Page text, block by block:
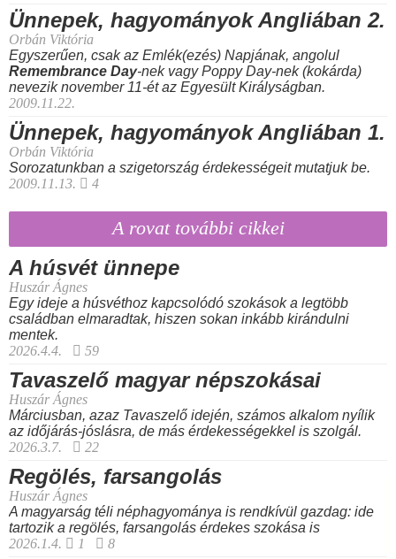
Ünnepek, hagyományok Angliában 2.
Orbán Viktória
Egyszerűen, csak az Emlék(ezés) Napjának, angolul
Remembrance Day-nek vagy Poppy Day-nek (kokárda)
nevezik november 11-ét az Egyesült Királyságban.
2009.11.22.
Ünnepek, hagyományok Angliában 1.
Orbán Viktória
Sorozatunkban a szigetország érdekességeit mutatjuk be.
2009.11.13.
4
A rovat további cikkei
A húsvét ünnepe
Huszár Ágnes
Egy ideje a húsvéthoz kapcsolódó szokások a legtöbb
családban elmaradtak, hiszen sokan inkább kirándulni
mentek.
2026.4.4.
59
Tavaszelő magyar népszokásai
Huszár Ágnes
Márciusban, azaz Tavaszelő idején, számos alkalom nyílik
az időjárás-jóslásra, de más érdekességekkel is szolgál.
2026.3.7.
22
Regölés, farsangolás
Huszár Ágnes
A magyarság téli néphagyománya is rendkívül gazdag: ide
tartozik a regölés, farsangolás érdekes szokása is
2026.1.4.
1 8